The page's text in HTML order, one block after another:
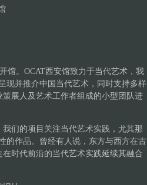
馆。OCAT西安馆致力于当代艺术，我
现并推介中国当代艺术，同时支持多样
展人及艺术工作者组成的小型团队进
们的项目关注当代艺术实践，尤其那
的作品。曾经有人说，东方与西方在古
时代前沿的当代艺术实践延续其融合